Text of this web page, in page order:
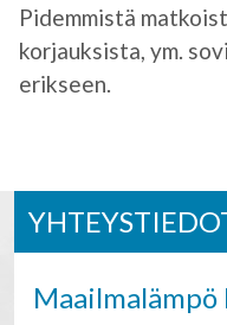
Pidemmistä
korjauksista, ym.
erikseen.
Maailmalämpö